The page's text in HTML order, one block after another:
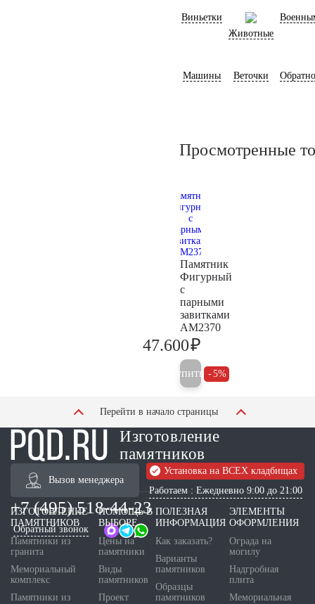
Виньетки
Животные
Машины Веточки
Просмотренные
Памятник
Фигурный
с
парными
завитками
AM2370
47.600₽
Купить 5%
Перейти в начало страницы
Изготовление
памятников
Вызов менеджера
Установка на ВСЕХ кладбищах
Работаем : Ежедневно 9:00 до 21:00
+7 (495) 518-44-23
Обратный звонок
ИЗГОТОВЛЕНИЕ
ПАМЯТНИКОВ
Памятники из
гранита
Мемориальный
комплекс
Памятники из
ПОМОЩЬ В
ВЫБОРЕ
Цены на
памятники
Виды
памятников
Проект
ПОЛЕЗНАЯ
ИНФОРМАЦИЯ
Как заказать?
Варианты
памятников
Образцы
памятников
ЭЛЕМЕНТЫ
ОФОРМЛЕНИЯ
Ограда на
могилу
Надгробная
плита
Мемориальная